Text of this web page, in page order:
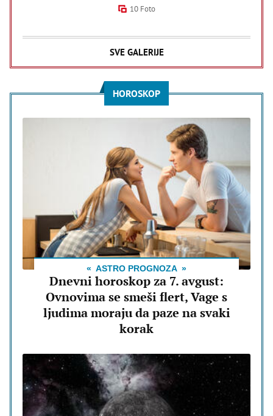
10 Foto
SVE GALERIJE
HOROSKOP
ASTRO PROGNOZA
Dnevni horoskop za 7. avgust:
Ovnovima se smeši flert, Vage s
ljudima moraju da paze na svaki
korak